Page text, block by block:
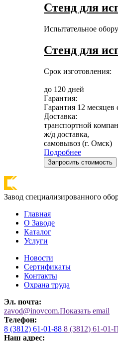
Стенд для
Испытательное
Стенд для
Срок изготовления:
до 120 дней
Гарантия:
Гарантия 12
Доставка:
транспортной
ж/д доставка,
самовывоз (г. Омск)
Подробнее
Запросить стоимость
Завод специализированного
Главная
О Заводе
Каталог
Услуги
Новости
Сертификаты
Контакты
Охрана труда
Эл. почта:
zavod@inovcom.Показать email
Телефон:
8 (3812) 61-01-88 8 (3812) 61-01-
Наш адрес: